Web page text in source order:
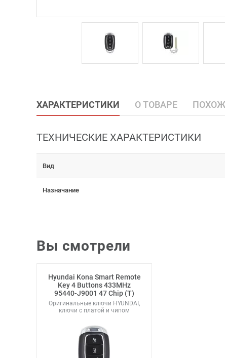
ХАРАКТЕРИСТИКИ О ТОВАРЕ
ТЕХНИЧЕСКИЕ ХАРАКТЕРИСТИКИ
Вид
Назначание
Вы смотрели
Hyundai Kona Smart Remote
Key 4 Buttons 433MHz
95440-J9001 47 Chip (T)
Оригинальные ключи HYUNDAI,
ключи с платой и чипом